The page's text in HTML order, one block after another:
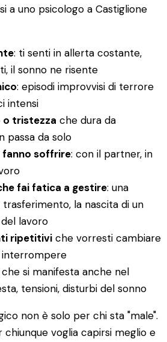
a uno psicologo a Castiglione
: ti senti in allerta costante,
il sonno ne risente
: episodi improvvisi di terrore
intensi
o tristezza che dura da
passa da solo
fanno soffrire: con il partner, in
fai fatica a gestire: una
trasferimento, la nascita di un
lavoro
ripetitivi che vorresti cambiare
interrompere
che si manifesta anche nel
tensioni, disturbi del sonno
non è solo per chi sta "male".
voglia capirsi meglio e